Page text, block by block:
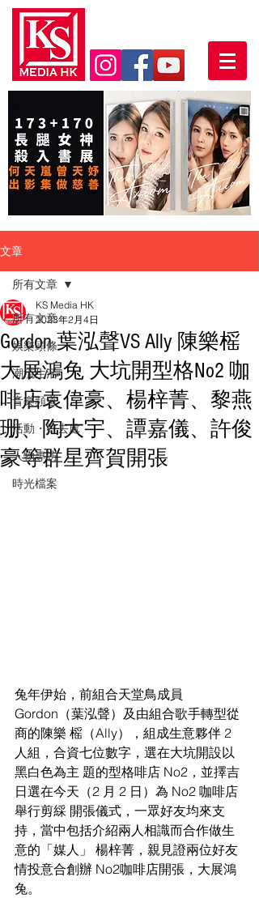
文章
所有文章
娛樂頭條
潮流生活
音樂頻道
活動・好去處
人物專訪
時光檔案
所有文章
Gordon 葉泓聲VS Ally 陳樂榣
大展鴻兔 大坑開型格No2 咖
啡店袁偉豪、楊梓菁、黎燕
珊、陶大宇、譚嘉儀、許俊
豪等群星齊賀開張
KS Media HK
2023年2月4日
兔年伊始，前組合天堂鳥成員
Gordon（葉泓聲）及由組合歌手轉型從
商的陳樂 榣（Ally），組成生意夥伴 2
人組，合資七位數字，選在大坑開設以
黑白色為主 題的型格啡店 No2，並擇吉
日選在今天（2 月 2 日）為 No2 咖啡店
舉行剪綵 開張儀式，一眾好友均來支
持，當中包括介紹兩人相識而合作做生
意的「媒人」 楊梓菁，親見證兩位好友
情投意合創辦 No2咖啡店開張，大展鴻
兔。